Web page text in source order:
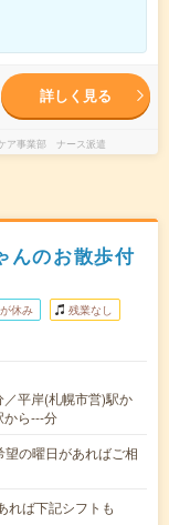
詳しく見る
ア事業部 ナース派遣
んのお散歩付
休み 残業なし
平岸(札幌市営)駅か
から---分
の曜日があればご相
れば下記シフトも